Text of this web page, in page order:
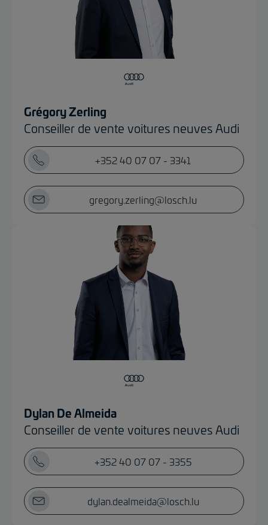
Grégory Zerling
Conseiller de vente voitures neuves Audi
+352 40 07 07 - 3341
gregory.zerling@losch.lu
Dylan De Almeida
Conseiller de vente voitures neuves Audi
+352 40 07 07 - 3355
dylan.dealmeida@losch.lu